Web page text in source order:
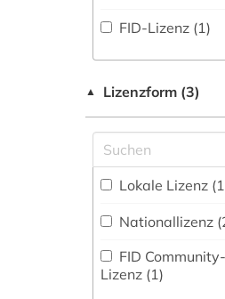
(2)
Skandinavistik (4)
Geschichte der
Pädagogik und
Bildungswesens
(0)
bibel kunst
bibel. altes
testament (1)
bibel.
deuteronomium (1)
bibel. neues
testament (1)
bibliografie (6)
Disziplinäre
National-,
(0
Portal (5
Sammlung Nicht-
FID-Lizenz (1)
▲ Lizenzform (3)
Lokale Lizenz
Nationallizenz
FID Community-
Lizenz (1)